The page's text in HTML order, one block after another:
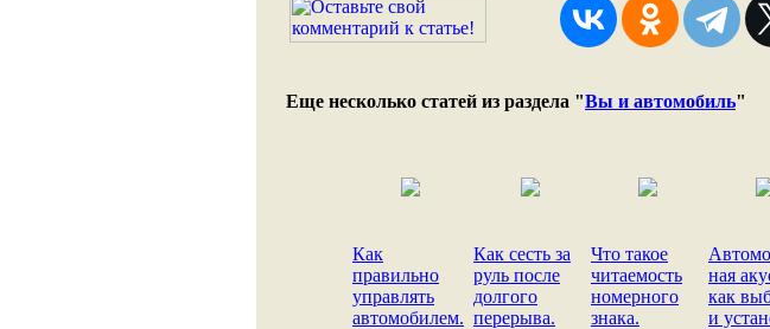
Еще несколько статей из раздела "Вы и автомобиль"
Как
правильно
управлять
автомобилем.
Как сесть за
руль после
долгого
перерыва.
Что такое
читаемость
номерного
знака.
ная
как
и